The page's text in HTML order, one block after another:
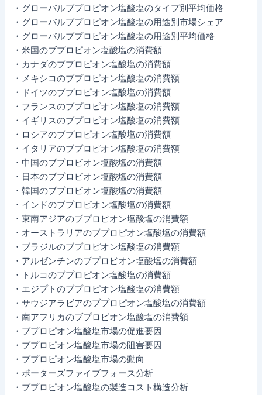
・グローバルブプロピオン塩酸塩のタイプ別平均価格
・グローバルブプロピオン塩酸塩の用途別市場シェア
・グローバルブプロピオン塩酸塩の用途別平均価格
・米国のブプロピオン塩酸塩の消費額
・カナダのブプロピオン塩酸塩の消費額
・メキシコのブプロピオン塩酸塩の消費額
・ドイツのブプロピオン塩酸塩の消費額
・フランスのブプロピオン塩酸塩の消費額
・イギリスのブプロピオン塩酸塩の消費額
・ロシアのブプロピオン塩酸塩の消費額
・イタリアのブプロピオン塩酸塩の消費額
・中国のブプロピオン塩酸塩の消費額
・日本のブプロピオン塩酸塩の消費額
・韓国のブプロピオン塩酸塩の消費額
・インドのブプロピオン塩酸塩の消費額
・東南アジアのブプロピオン塩酸塩の消費額
・オーストラリアのブプロピオン塩酸塩の消費額
・ブラジルのブプロピオン塩酸塩の消費額
・アルゼンチンのブプロピオン塩酸塩の消費額
・トルコのブプロピオン塩酸塩の消費額
・エジプトのブプロピオン塩酸塩の消費額
・サウジアラビアのブプロピオン塩酸塩の消費額
・南アフリカのブプロピオン塩酸塩の消費額
・ブプロピオン塩酸塩市場の促進要因
・ブプロピオン塩酸塩市場の阻害要因
・ブプロピオン塩酸塩市場の動向
・ポーターズファイブフォース分析
・ブプロピオン塩酸塩の製造コスト構造分析